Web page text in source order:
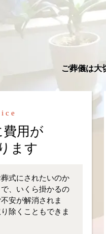
ご葬儀は大
費用が
ます
式にされたいのか
、いくら掛かるの
安が解消されま
除くこともできま